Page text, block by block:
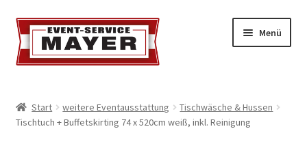
Menü
Event-Service
Start weitere Eventausstattung
Tischwäsche & Hussen
Tischtuch + Buffetskirting 74 x 520cm weiß, inkl. Reinigung